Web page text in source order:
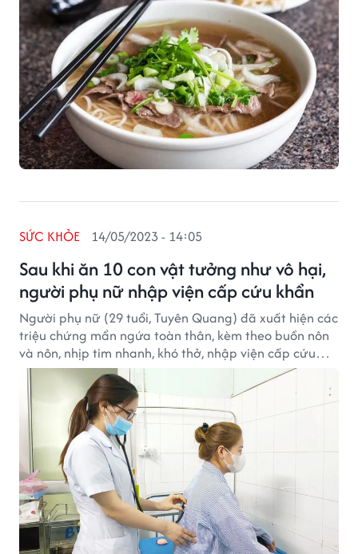
Sau khi ăn 10 con vật tưởng như vô hại,
người phụ nữ nhập viện cấp cứu khẩn
SỨC KHỎE 14/05/2023 - 14:05
Người phụ nữ (29 tuổi, Tuyên Quang) đã xuất hiện các
triệu chứng mẩn ngứa toàn thân, kèm theo buồn nôn
và nôn, nhịp tim nhanh, khó thở, nhập viện cấp cứu
khẩn sau khi ăn 10 con ve sầu xào lá chanh.